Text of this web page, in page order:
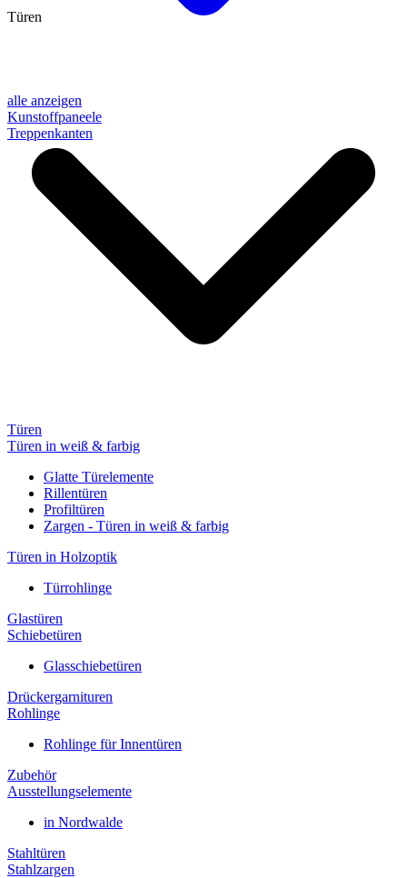
alle anzeigen
Kunstoffpaneele
Treppenkanten
Türen
Türen
Türen in weiß & farbig
Glatte Türelemente
Rillentüren
Profiltüren
Zargen - Türen in weiß & farbig
Türen in Holzoptik
Türrohlinge
Glastüren
Schiebetüren
Glasschiebetüren
Drückergarnituren
Rohlinge
Rohlinge für Innentüren
Zubehör
Ausstellungselemente
in Nordwalde
Stahltüren
Stahlzargen